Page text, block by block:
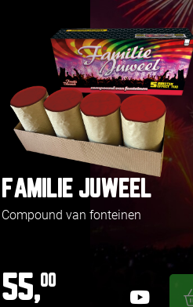
FAMILIE JUWEEL
Compound van fonteinen
55,00